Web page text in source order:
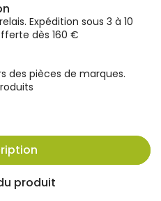
Expédition sous 3 à 10
dès 160 €
des pièces de marques.
produit